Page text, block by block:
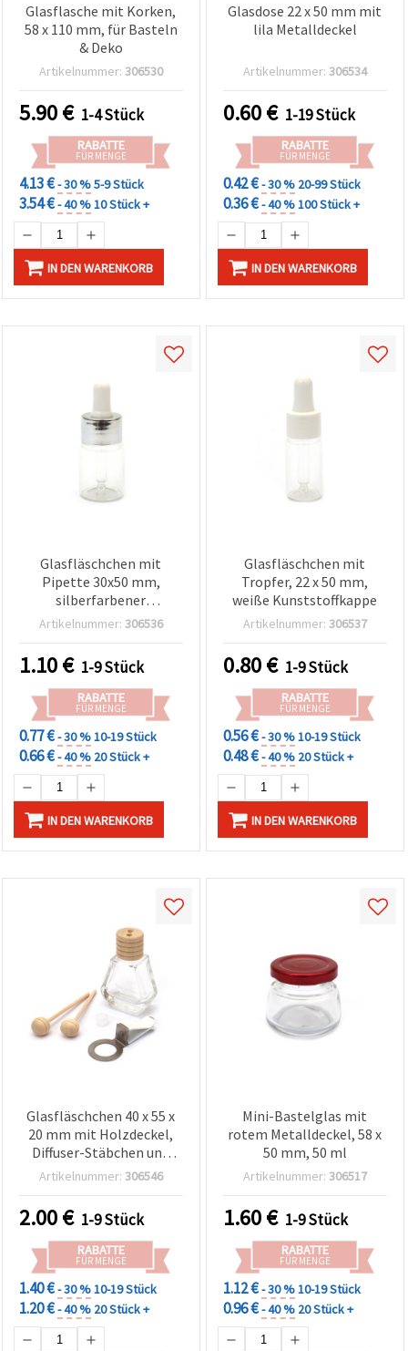
Glasflasche mit Korken,
58 x 110 mm, für Basteln
& Deko
Artikelnummer: 306530
5.90€ 1-4 Stück
RABATTE
FÜR MENGE
4.13 €- 30 %5-9 Stück
3.54 €- 40 %10 Stück +
IN DEN WARENKORB
Glasdose 22 x 50 mm mit
lila Metalldeckel
Artikelnummer: 306534
0.60€ 1-19 Stück
RABATTE
FÜR MENGE
0.42 €- 30 % 20-99 Stück
0.36 €- 40 %100 Stück +
IN DEN WARENKORB
Glasfläschchen mit
Pipette 30x50 mm,
silberfarbener
Kunststoff‑Metallverschluss,
Artikelnummer: 306536
1.10€ 1-9 Stück
RABATTE
FÜR MENGE
0.77 €- 30 %10-19 Stück
0.66 €- 40 % 20 Stück +
IN DEN WARENKORB
Glasfläschchen mit
Tropfer, 22 x 50 mm,
weiße Kunststoffkappe
Artikelnummer: 306537
0.80€ 1-9 Stück
RABATTE
FÜR MENGE
0.56 €- 30 %10-19 Stück
0.48 €- 40 % 20 Stück +
IN DEN WARENKORB
Glasfläschchen 40 x 55 x
20 mm mit Holzdeckel,
Diffuser-Stäbchen und
Befestigungsclip für
Artikelnummer: 306546
2.00€ 1-9 Stück
RABATTE
FÜR MENGE
1.40 €- 30 %10-19 Stück
1.20 €- 40 % 20 Stück +
Mini-Bastelglas mit
rotem Metalldeckel, 58 x
50 mm, 50 ml
Artikelnummer: 306517
1.60€ 1-9 Stück
RABATTE
FÜR MENGE
1.12 €- 30 %10-19 Stück
0.96 €- 40 % 20 Stück +